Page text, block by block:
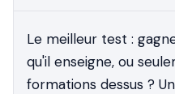
Le meilleur test :
qu'il enseigne, ou
formations dessus ?